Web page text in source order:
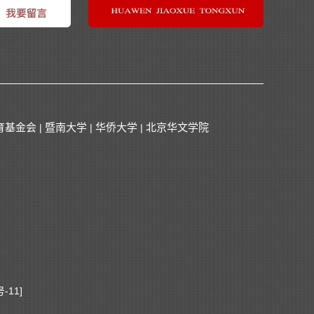
基金会 | 暨南大学 | 华侨大学 | 北京华文学院
-11]